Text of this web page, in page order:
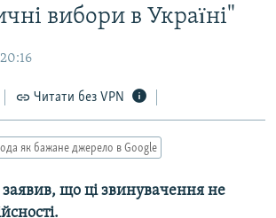
вибори в Украïнi"
Читати без VPN
як бажане джерело в Google
що ці звинувачення не